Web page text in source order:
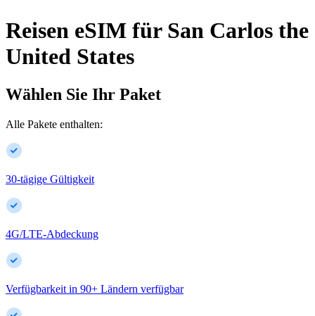
Reisen eSIM für San Carlos the
United States
Wählen Sie Ihr Paket
Alle Pakete enthalten:
30-tägige Gültigkeit
4G/LTE-Abdeckung
Verfügbarkeit in 90+ Ländern verfügbar